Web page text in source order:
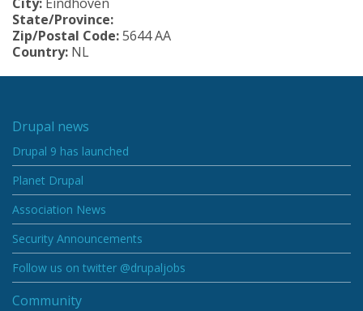
State/Province:
Zip/Postal Code:5644 AA
Country: NL
Drupal news
Drupal 9 has launched
Planet Drupal
Association News
Security Announcements
Follow us on twitter @drupaljobs
Community